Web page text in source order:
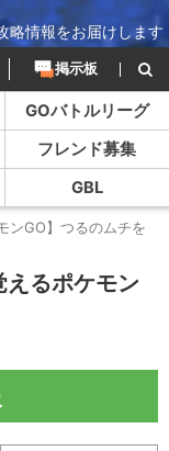
略情報をお届けします
掲示板
GOバトルリーグ
フレンド募集
GBL
ンGO】つるのムチを
えるポケモン